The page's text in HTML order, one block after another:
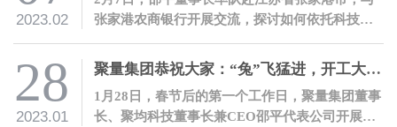
2023.02
张家港农商银行开展交流，探讨如何依托科技赋
28
2023.01
聚量集团恭祝大家：“兔”飞猛进，开工大吉！
1月28日，春节后的第一个工作日，聚量集团董事
长、聚均科技董事长兼CEO邵平代表公司开展开